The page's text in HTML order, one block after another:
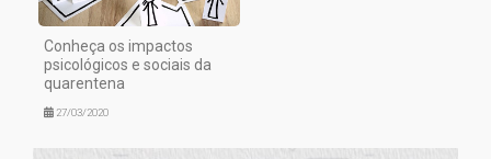
Conheça os impactos
psicológicos e sociais da
quarentena
27/03/2020